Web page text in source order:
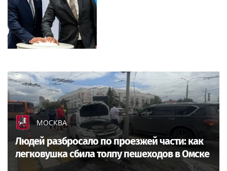
МОСКВА
Людей разбросало по проезжей части: как
легковушка сбила толпу пешеходов в Омске